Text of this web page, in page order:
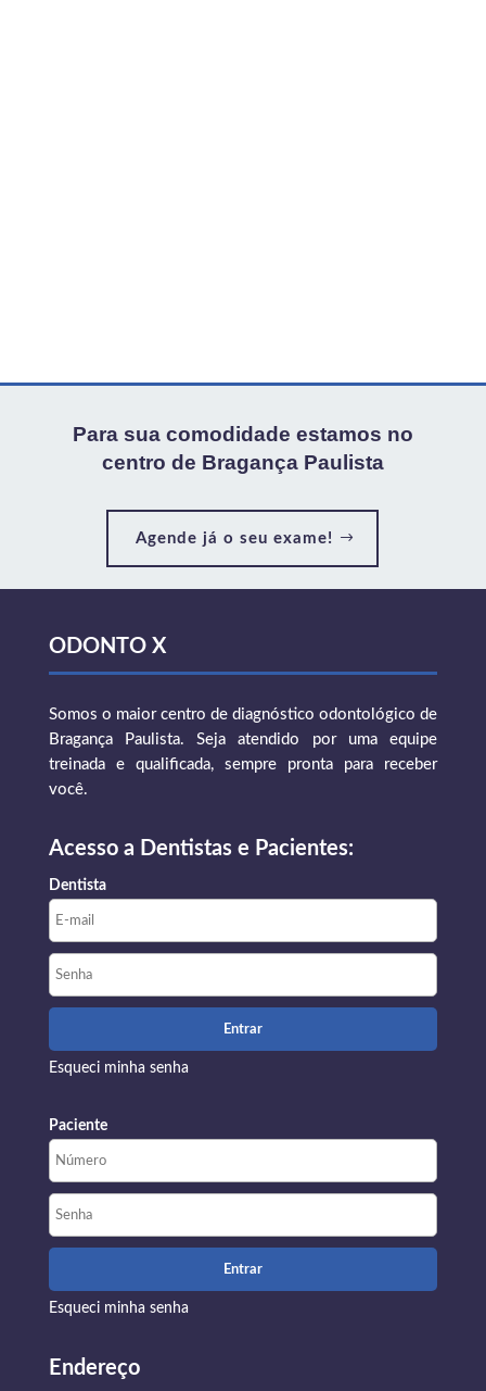
Para sua comodidade estamos no
centro de Bragança Paulista
Agende já o seu exame!
ODONTO X
Somos o maior centro de diagnóstico odontológico de
Bragança Paulista. Seja atendido por uma equipe
treinada e qualificada, sempre pronta para receber
você.
Acesso a Dentistas e Pacientes:
Dentista
Esqueci minha senha
Paciente
Esqueci minha senha
Endereço